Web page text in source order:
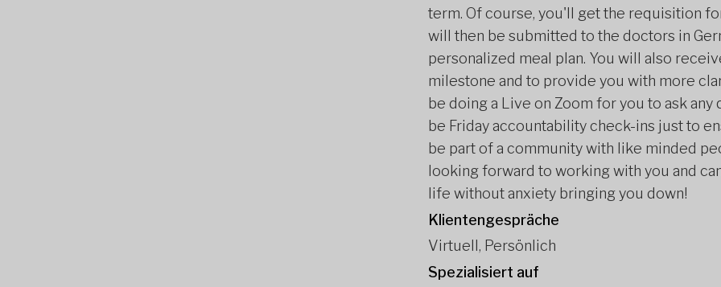
term. Of course, you'll get the requisition
will then be submitted to the doctors in
personalized meal plan. You will also
milestone and to provide you with more
be doing a Live on Zoom for you to ask any
be Friday accountability check-ins just to
be part of a community with like minded
looking forward to working with you and
life without anxiety bringing you down!
Klientengespräche
Virtuell, Persönlich
Spezialisiert auf